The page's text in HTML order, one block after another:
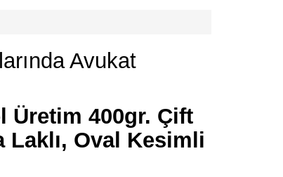
Avukat
Üretim 400gr. Çift
Laklı, Oval Kesimli